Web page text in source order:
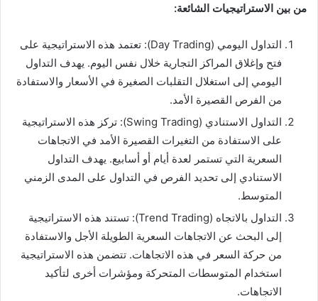
من بين الاستراتيجيات الشائعة:
التداول اليومي (Day Trading): تعتمد هذه الاستراتيجية على
فتح وإغلاق المراكز التجارية خلال نفس اليوم. يهدف التداول
اليومي إلى استغلال التقلبات الصغيرة في الأسعار والاستفادة
من الفرص القصيرة الأمد.
التداول الاستنادي (Swing Trading): تركز هذه الاستراتيجية
على الاستفادة من التغيرات القصيرة الأمد في الاتجاهات
السعرية التي تستمر لعدة أيام أو أسابيع. يهدف التداول
الاستنادي إلى تحديد الفرص في التداول على المدى الزمني
المتوسط.
التداول بالاتجاه (Trend Trading): تستند هذه الاستراتيجية
إلى البحث عن الاتجاهات السعرية الطويلة الأجل والاستفادة
من حركة السعر في هذه الاتجاهات. تتضمن هذه الاستراتيجية
استخدام المتوسطات المتحركة ومؤشرات أخرى لتأكيد
الاتجاهات.